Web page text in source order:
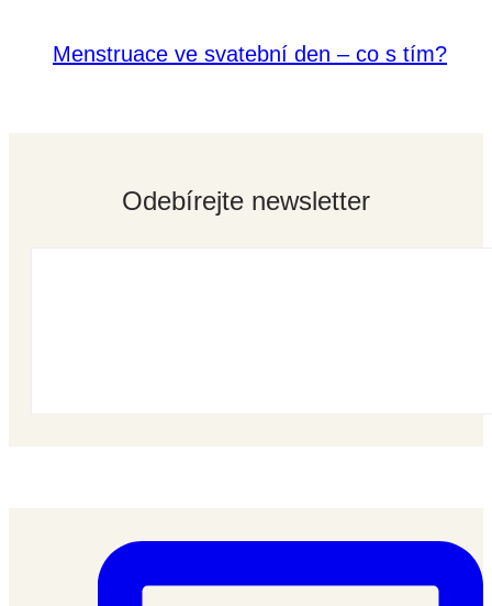
Menstruace ve svatební den – co s tím?
Odebírejte newsletter